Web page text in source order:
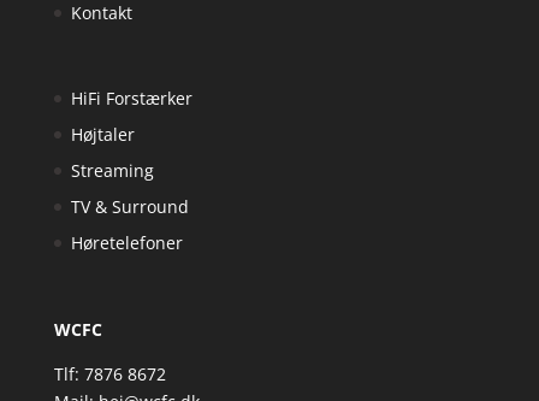
Kontakt
HiFi Forstærker
Højtaler
Streaming
TV & Surround
Høretelefoner
WCFC
Tlf: 7876 8672